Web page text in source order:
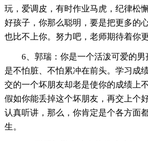
玩，爱调皮，有时作业马虎，纪律松
好孩子，你那么聪明，要是把更多的
也比不上你。努力吧，老师期待着你
6、郭瑞：你是一个活泼可爱的
是不怕脏、不怕累冲在前头。学习成
交的一个坏朋友却老是使你的成绩上
假如你能丢掉这个坏朋友，再交上个
认真听讲，那么，你肯定是个各方面
生。